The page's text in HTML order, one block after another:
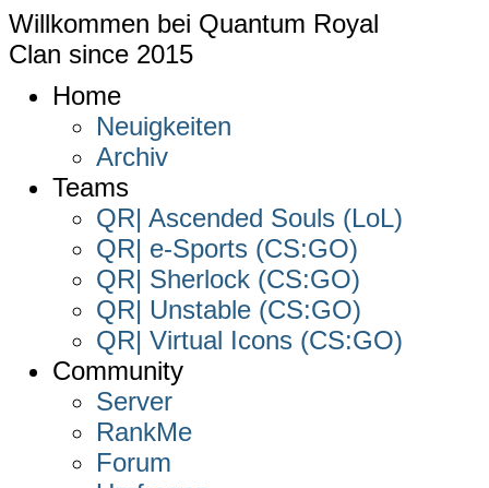
Willkommen bei Quantum Royal
Clan since 2015
Home
Neuigkeiten
Archiv
Teams
QR| Ascended Souls (LoL)
QR| e-Sports (CS:GO)
QR| Sherlock (CS:GO)
QR| Unstable (CS:GO)
QR| Virtual Icons (CS:GO)
Community
Server
RankMe
Forum